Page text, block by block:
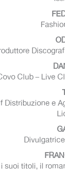
Club – Live
Distribuzione e
titoli, il